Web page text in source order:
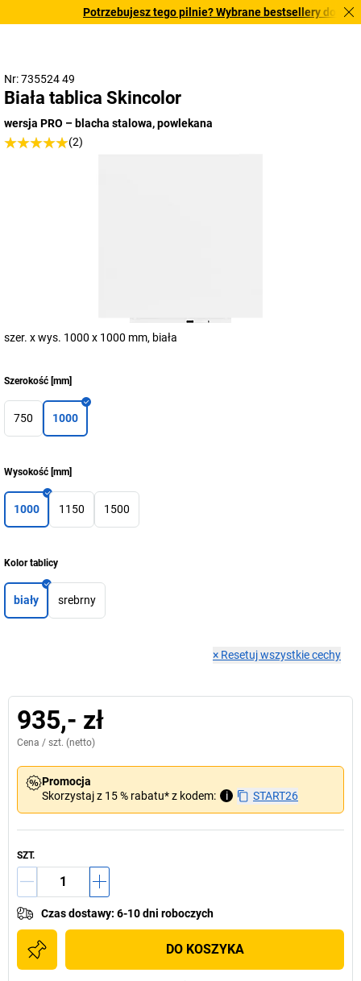
Potrzebujesz tego pilnie? Wybrane bestsellery
Nr: 735524 49
Biała tablica Skincolor
wersja PRO – blacha stalowa, powlekana
(2)
szer. x wys. 1000 x 1000 mm, biała
Szerokość [mm]
750 1000
Wysokość [mm]
1000 1150 1500
Kolor tablicy
biały srebrny
× Resetuj wszystkie cechy
935,- zł
Cena / szt. (netto)
Promocja
Skorzystaj z 15 % rabatu* z kodem:
i START26
SZT.
Czas dostawy: 6-10 dni roboczych
DO KOSZYKA